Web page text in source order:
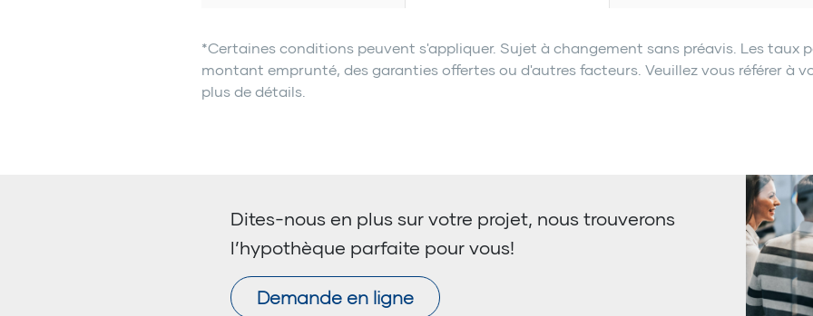
*Certaines conditions peuvent s'appliquer. Sujet à changement sans préavis. Les taux
montant emprunté, des garanties offertes ou d'autres facteurs. Veuillez vous référer à
plus de détails.
Dites-nous en plus sur votre projet, nous trouverons
l’hypothèque parfaite pour vous!
Demande en ligne